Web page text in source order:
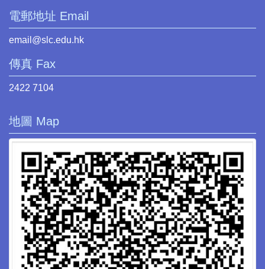
電郵地址 Email
email@slc.edu.hk
傳真 Fax
2422 7104
地圖 Map